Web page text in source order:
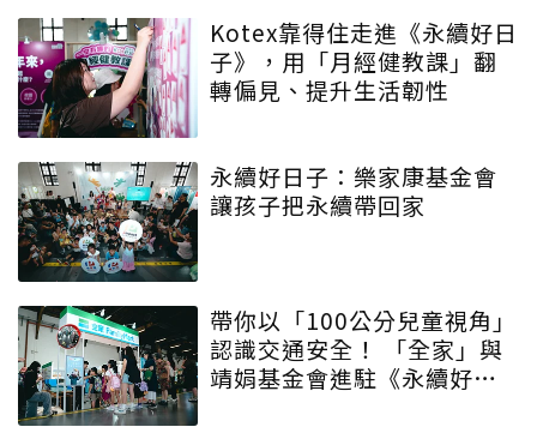
Kotex靠得住走進《永續好日
子》，用「月經健教課」翻
轉偏見、提升生活韌性
永續好日子：樂家康基金會
讓孩子把永續帶回家
帶你以「100公分兒童視角」
認識交通安全！ 「全家」與
靖娟基金會進駐《永續好日